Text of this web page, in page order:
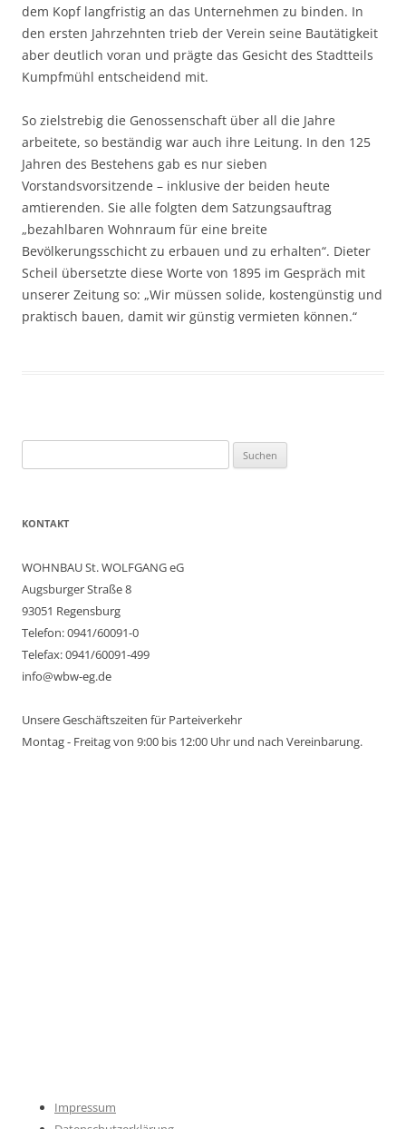
dem Kopf langfristig an das Unternehmen zu binden. In
den ersten Jahrzehnten trieb der Verein seine Bautätigkeit
aber deutlich voran und prägte das Gesicht des Stadtteils
Kumpfmühl entscheidend mit.
So zielstrebig die Genossenschaft über all die Jahre
arbeitete, so beständig war auch ihre Leitung. In den 125
Jahren des Bestehens gab es nur sieben
Vorstandsvorsitzende – inklusive der beiden heute
amtierenden. Sie alle folgten dem Satzungsauftrag
„bezahlbaren Wohnraum für eine breite
Bevölkerungsschicht zu erbauen und zu erhalten“. Dieter
Scheil übersetzte diese Worte von 1895 im Gespräch mit
unserer Zeitung so: „Wir müssen solide, kostengünstig und
praktisch bauen, damit wir günstig vermieten können.“
nach:
KONTAKT
WOHNBAU St. WOLFGANG eG
Augsburger Straße 8
93051 Regensburg
Telefon: 0941/60091-0
Telefax: 0941/60091-499
info@wbw-eg.de
Unsere Geschäftszeiten für Parteiverkehr
Montag - Freitag von 9:00 bis 12:00 Uhr und nach Vereinbarung.
Impressum